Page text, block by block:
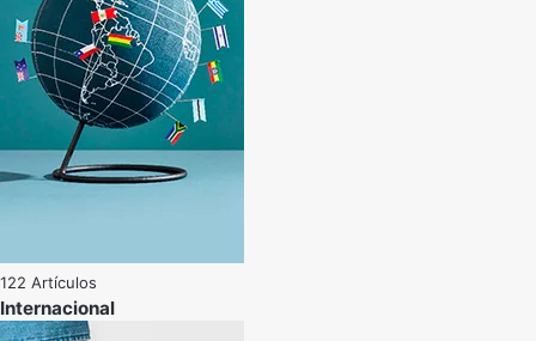
122 Artículos
Internacional